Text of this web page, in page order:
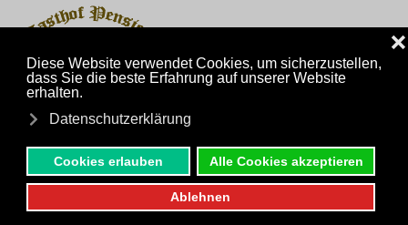
MENÜ
zurück zu den Pauschalangeboten